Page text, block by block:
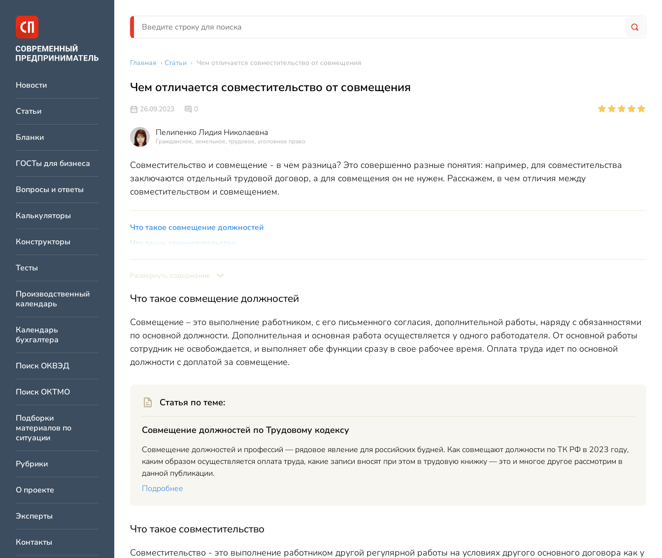
Новости
Статьи
Бланки
ГОСТы для бизнеса
Вопросы и ответы
Калькуляторы
Конструкторы
Тесты
Производственный
календарь
Календарь
бухгалтера
Поиск ОКВЭД
Поиск ОКТМО
Подборки
материалов по
ситуации
Рубрики
О проекте
Эксперты
Контакты
Главная › Статьи › Чем отличается совместительство от совмещения
Чем отличается совместительство от совмещения
26.09.2023 0
Пелипенко Лидия Николаевна
Гражданское, земельное, трудовое, уголовное право
Совместительство и совмещение - в чем разница? Это совершенно разные понятия: например, для совместительства
заключаются отдельный трудовой договор, а для совмещения он не нужен. Расскажем, в чем отличия между
совместительством и совмещением.
Что такое совмещение должностей
Что такое совместительство
Совместительство и совмещение: основные различия (таблица)
Внутреннее совмещение и внутреннее совместительство
Развернуть содержание
Что такое совмещение должностей
Совмещение – это выполнение работником, с его письменного согласия, дополнительной работы, наряду с обязанностями
по основной должности. Дополнительная и основная работа осуществляется у одного работодателя. От основной работы
сотрудник не освобождается, и выполняет обе функции сразу в свое рабочее время. Оплата труда идет по основной
должности с доплатой за совмещение.
Статья по теме:
Совмещение должностей по Трудовому кодексу
Совмещение должностей и профессий — рядовое явление для российских будней. Как совмещают должности по ТК РФ в 2023 году,
каким образом осуществляется оплата труда, какие записи вносят при этом в трудовую книжку — это и многое другое рассмотрим в
данной публикации.
Подробнее
Что такое совместительство
Совместительство - это выполнение работником другой регулярной работы на условиях другого основного договора как у